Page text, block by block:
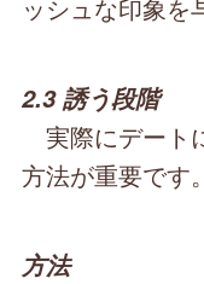
ッシュな印象を
2.3 誘う段階
実際にデート
方法が重要です。
方法